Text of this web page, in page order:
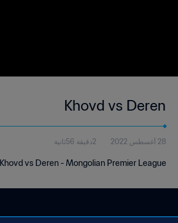
Khovd vs Deren
28 أغسطس 2022 2دقيقة 56ثانية
Khovd vs Deren - Mongolian Premier League